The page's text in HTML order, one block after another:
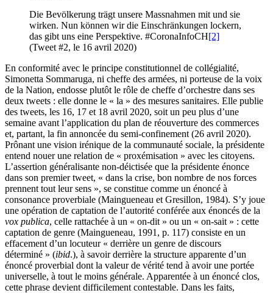
Die Bevölkerung trägt unsere Massnahmen mit und sie
wirken. Nun können wir die Einschränkungen lockern,
das gibt uns eine Perspektive. #CoronaInfoCH[2]
(Tweet #2, le 16 avril 2020)
En conformité avec le principe constitutionnel de collégialité,
Simonetta Sommaruga, ni cheffe des armées, ni porteuse de la voix
de la Nation, endosse plutôt le rôle de cheffe d’orchestre dans ses
deux tweets : elle donne le « la » des mesures sanitaires. Elle publie
des tweets, les 16, 17 et 18 avril 2020, soit un peu plus d’une
semaine avant l’application du plan de réouverture des commerces
et, partant, la fin annoncée du semi-confinement (26 avril 2020).
Prônant une vision irénique de la communauté sociale, la présidente
entend nouer une relation de « proxémisation » avec les citoyens.
L’assertion généralisante non-déictisée que la présidente énonce
dans son premier tweet, « dans la crise, bon nombre de nos forces
prennent tout leur sens », se constitue comme un énoncé à
consonance proverbiale (Maingueneau et Gresillon, 1984). S’y joue
une opération de captation de l’autorité conférée aux énoncés de la
vox publica, celle rattachée à un « on-dit » ou un « on-sait » : cette
captation de genre (Maingueneau, 1991, p. 117) consiste en un
effacement d’un locuteur « derrière un genre de discours
déterminé » (ibid.), à savoir derrière la structure apparente d’un
énoncé proverbial dont la valeur de vérité tend à avoir une portée
universelle, à tout le moins générale. Apparentée à un énoncé clos,
cette phrase devient difficilement contestable. Dans les faits,